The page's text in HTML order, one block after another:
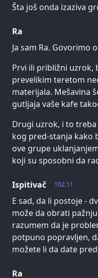
Šta još onda izaziva
Ra
Ja sam Ra. Govorimo
Prvi ili približni uzrok,
prevelikim teretom
materijala. Mešavina
gutljaja vaše kafe
Drugi uzrok, i to
kog pred-stanja kako
ove grupe
koji su sposobni da
102.11
Ispitivač
E sad, da li postoje -
može da obrati
razumem da je
potpuno popravljen,
možete li da date
Ra